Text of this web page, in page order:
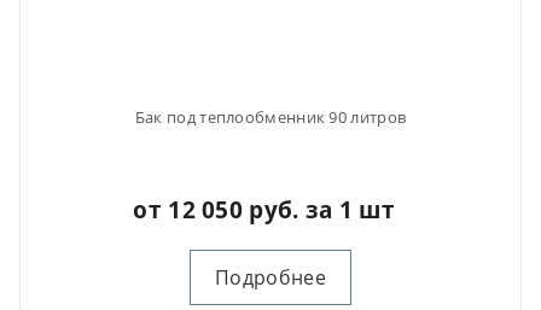
Бак под теплообменник 90 литров
от 12 050 руб. за 1 шт
Подробнее